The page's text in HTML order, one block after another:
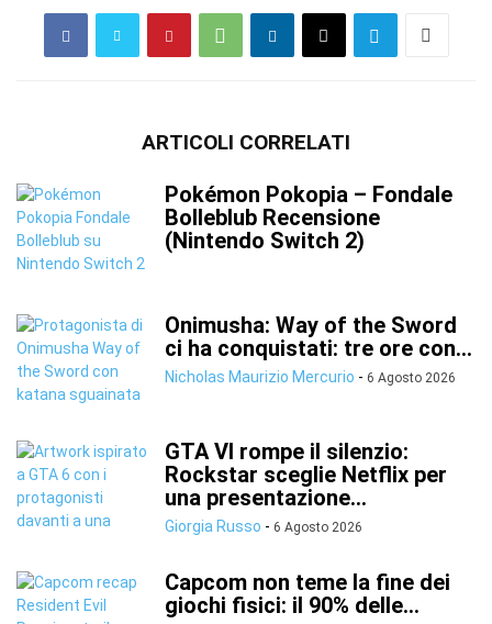
ARTICOLI CORRELATI
Pokémon Pokopia – Fondale
Bolleblub Recensione
(Nintendo Switch 2)
Onimusha: Way of the Sword
ci ha conquistati: tre ore con...
Nicholas Maurizio Mercurio - 6 Agosto 2026
GTA VI rompe il silenzio:
Rockstar sceglie Netflix per
una presentazione...
Giorgia Russo - 6 Agosto 2026
Capcom non teme la fine dei
giochi fisici: il 90% delle...